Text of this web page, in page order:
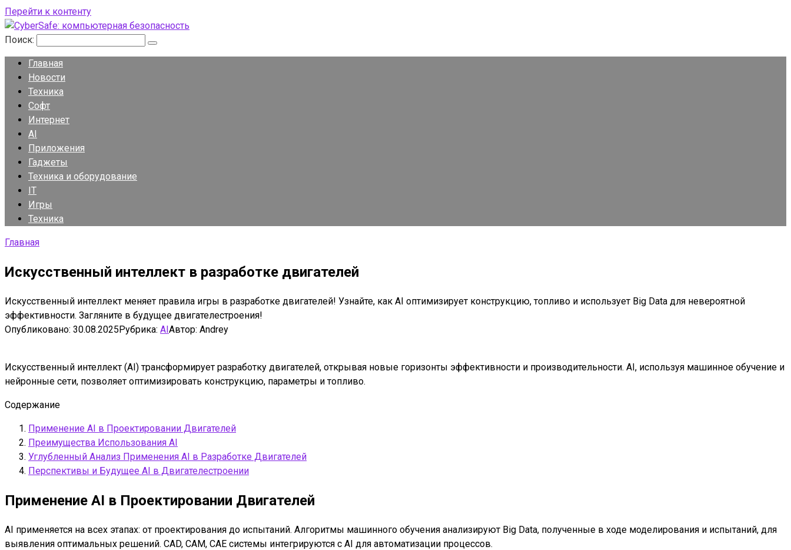
Перейти к контенту
Поиск:
Главная
Новости
Техника
Софт
Интернет
AI
Приложения
Гаджеты
Техника и оборудование
IT
Игры
Техника
Главная
Искусственный интеллект в разработке двигателей
Искусственный интеллект меняет правила игры в разработке двигателей! Узнайте, как AI оптимизирует конструкцию, топливо и использует Big Data для невероятной
эффективности. Загляните в будущее двигателестроения!
Опубликовано: 30.08.2025Рубрика: AIАвтор: Andrey
Искусственный интеллект (AI) трансформирует разработку двигателей, открывая новые горизонты эффективности и производительности. AI, используя машинное обучение и
нейронные сети, позволяет оптимизировать конструкцию, параметры и топливо.
Содержание
Применение AI в Проектировании Двигателей
Преимущества Использования AI
Углубленный Анализ Применения AI в Разработке Двигателей
Перспективы и Будущее AI в Двигателестроении
Применение AI в Проектировании Двигателей
AI применяется на всех этапах: от проектирования до испытаний. Алгоритмы машинного обучения анализируют Big Data, полученные в ходе моделирования и испытаний, для
выявления оптимальных решений. CAD, CAM, CAE системы интегрируются с AI для автоматизации процессов.